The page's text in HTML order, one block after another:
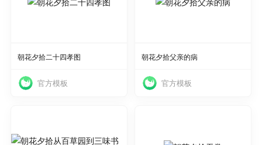
朝花夕拾二十四孝图
官方模板
朝花夕拾父亲的病
官方模板